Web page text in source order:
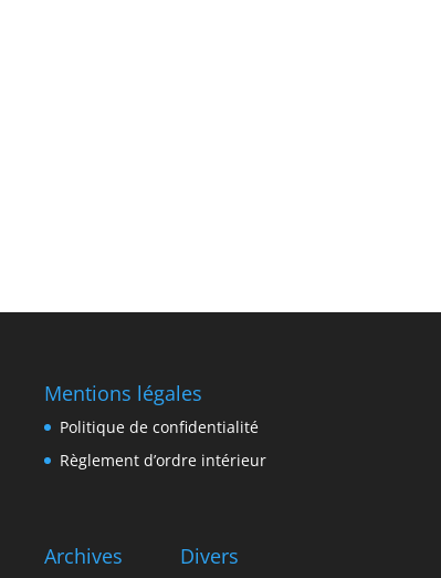
Mentions légales
Politique de confidentialité
Règlement d’ordre intérieur
Archives Divers